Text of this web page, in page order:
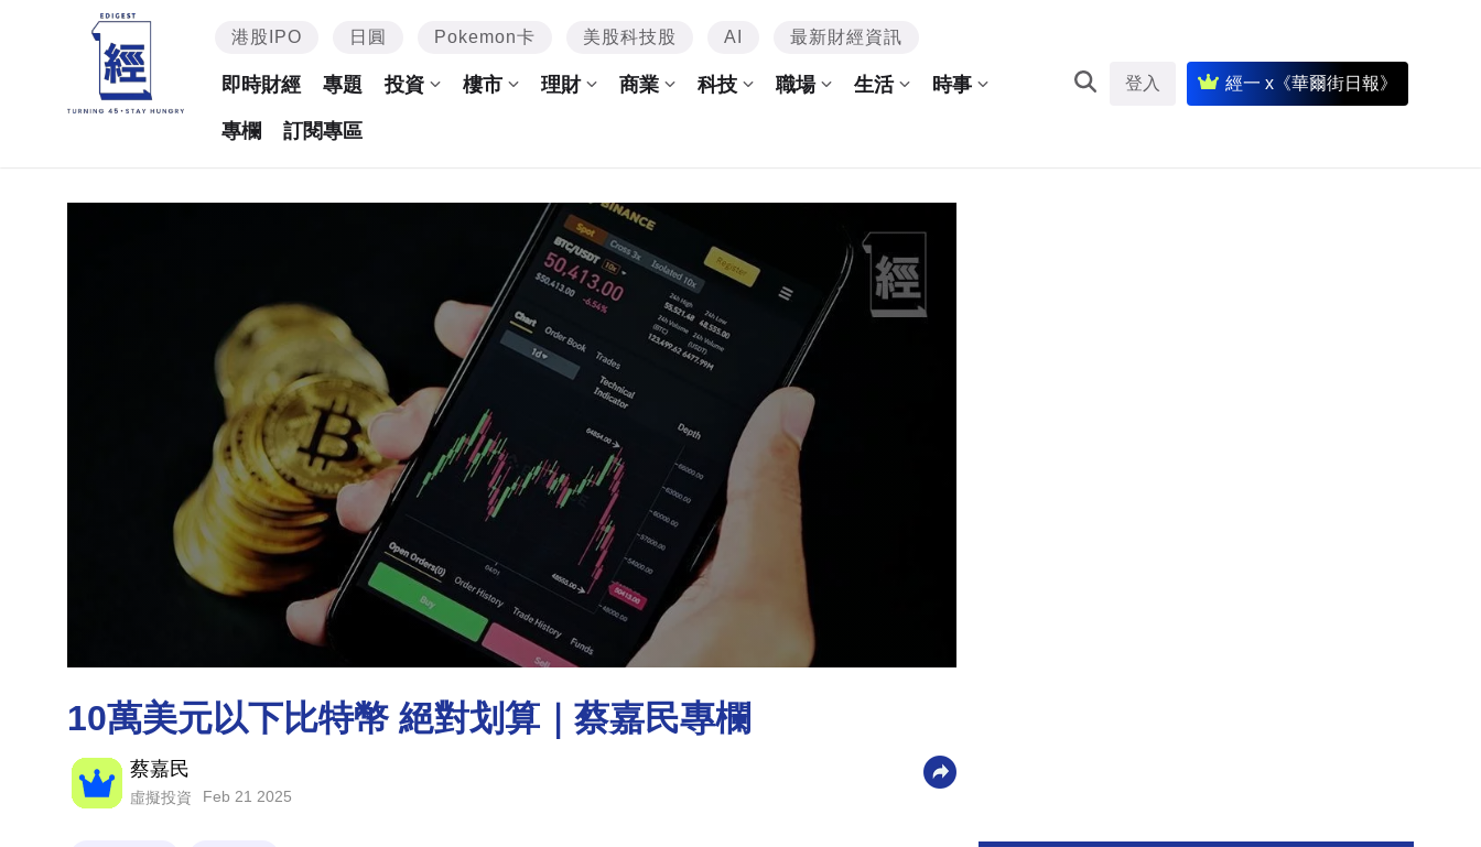
港股IPO 日圓 Pokemon卡 美股科技股 AI 最新財經資訊
即時財經 專題 投資 樓市 理財 商業 科技 職場 生活 時事
專欄 訂閱專區
登入 經一 x《華爾街日報》
10萬美元以下比特幣 絕對划算｜蔡嘉民專欄
蔡嘉民
虛擬投資 Feb 21 2025